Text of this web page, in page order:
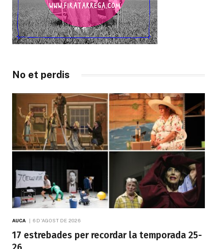
No et perdis
AUCA 6 D'AGOST DE 2026
17 estrebades per recordar la temporada 25-